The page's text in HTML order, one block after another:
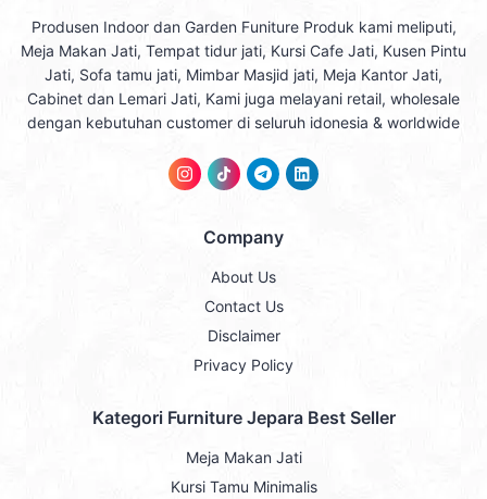
Produsen Indoor dan Garden Funiture Produk kami meliputi,
Meja Makan Jati, Tempat tidur jati, Kursi Cafe Jati, Kusen Pintu
Jati, Sofa tamu jati, Mimbar Masjid jati, Meja Kantor Jati,
Cabinet dan Lemari Jati, Kami juga melayani retail, wholesale
dengan kebutuhan customer di seluruh idonesia & worldwide
Company
About Us
Contact Us
Disclaimer
Privacy Policy
Kategori Furniture Jepara Best Seller
Meja Makan Jati
Kursi Tamu Minimalis